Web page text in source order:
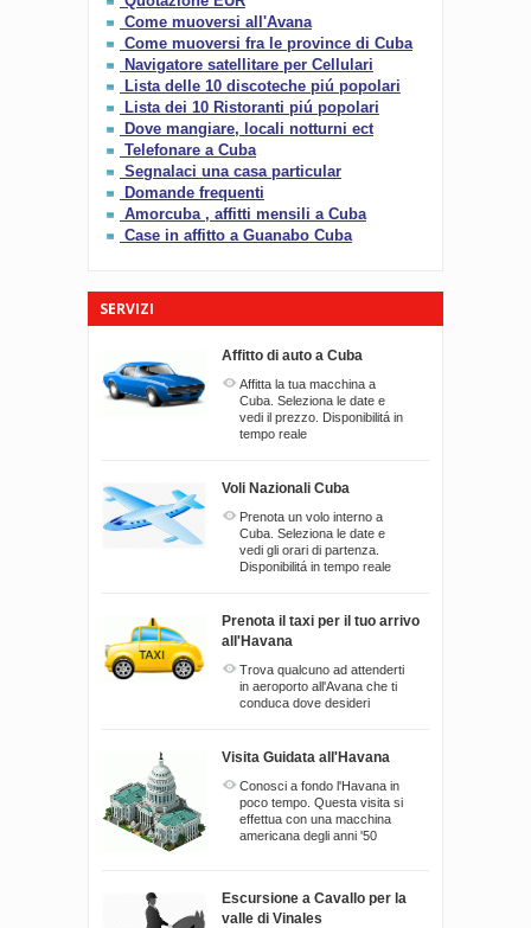
Come muoversi all'Avana
Come muoversi fra le province di Cuba
Navigatore satellitare per Cellulari
Lista delle 10 discoteche piú popolari
Lista dei 10 Ristoranti piú popolari
Dove mangiare, locali notturni ect
Telefonare a Cuba
Segnalaci una casa particular
Domande frequenti
Amorcuba , affitti mensili a Cuba
Case in affitto a Guanabo Cuba
SERVIZI
Affitto di auto a Cuba
Affitta la tua macchina a
Cuba. Seleziona le date e
vedi il prezzo. Disponibilitá in
tempo reale
Voli Nazionali Cuba
Prenota un volo interno a
Cuba. Seleziona le date e
vedi gli orari di partenza.
Disponibilitá in tempo reale
Prenota il taxi per il tuo arrivo
all'Havana
Trova qualcuno ad attenderti
in aeroporto all'Avana che ti
conduca dove desideri
Visita Guidata all'Havana
Conosci a fondo l'Havana in
poco tempo. Questa visita si
effettua con una macchina
americana degli anni '50
Escursione a Cavallo per la
valle di Vinales